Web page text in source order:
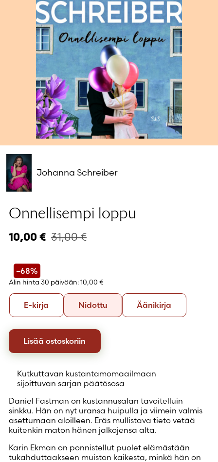
Salasana unohtunut?
Eikö sinulla ole tiliä?
Luo uusi tili
Johanna Schreiber
Onnellisempi loppu
10,00 € 31,00€
–68%
Alin hinta 30 päivään:10,00 €
Formaatti
E-kirja
kirja
NidottuNidottu Äänikirja
Lisää ostoskoriin
Kutkuttavan kustantamomaailmaan
sijoittuvan sarjan päätösosa
Daniel Fastman on kustannusalan tavoitelluin
sinkku. Hän on nyt uransa huipulla ja viimein valmis
asettumaan aloilleen. Eräs mullistava tieto vetää
kuitenkin maton hänen jalkojensa alta.
Karin Ekman on ponnistellut puolet elämästään
tukahduttaakseen muiston kaikesta, minkä hän on